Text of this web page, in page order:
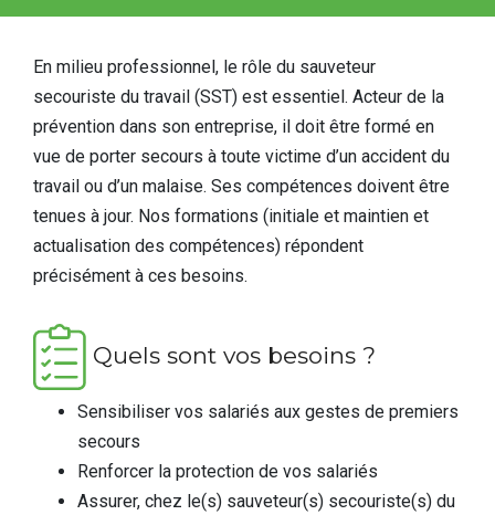
En milieu professionnel, le rôle du sauveteur
secouriste du travail (SST) est essentiel. Acteur de la
prévention dans son entreprise, il doit être formé en
vue de porter secours à toute victime d’un accident du
travail ou d’un malaise. Ses compétences doivent être
tenues à jour. Nos formations (initiale et maintien et
actualisation des compétences) répondent
précisément à ces besoins.
Quels sont vos besoins ?
Sensibiliser vos salariés aux gestes de premiers
secours
Renforcer la protection de vos salariés
Assurer, chez le(s) sauveteur(s) secouriste(s) du